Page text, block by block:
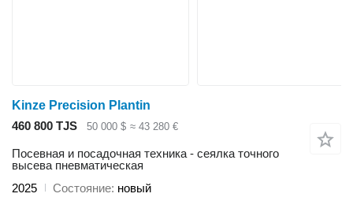
Kinze Precision Plantin
460 800 TJS
50 000 $ ≈ 43 280 €
Посевная и посадочная техника - сеялка точного
высева пневматическая
2025
Состояние новый